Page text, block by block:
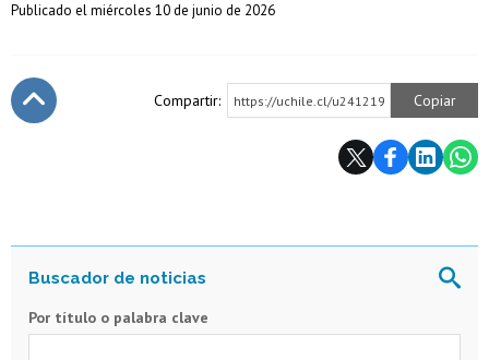
Publicado el miércoles 10 de junio de 2026
Compartir: https://uchile.cl/u241219 Copiar
Por título o palabra clave